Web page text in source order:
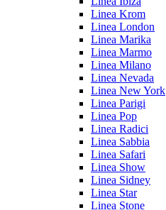
Linea Krom
Linea London
Linea Marika
Linea Marmo
Linea Milano
Linea Nevada
Linea New York
Linea Parigi
Linea Pop
Linea Radici
Linea Sabbia
Linea Safari
Linea Show
Linea Sidney
Linea Star
Linea Stone